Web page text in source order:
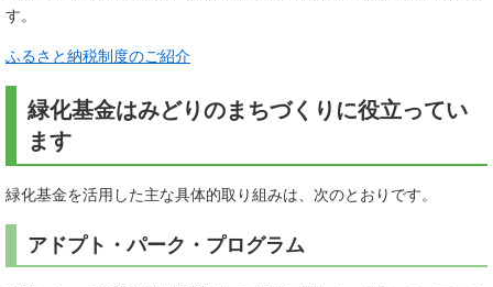
す。
ふるさと納税制度のご紹介
緑化基金はみどりのまちづくりに役立ってい
ます
緑化基金を活用した主な具体的取り組みは、次のとおりです。
アドプト・パーク・プログラム